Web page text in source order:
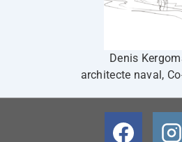
Denis
architecte naval,